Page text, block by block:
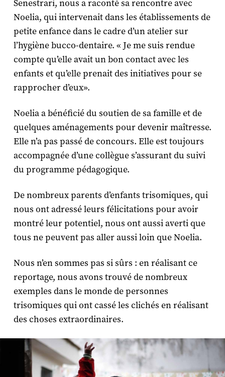
Senestrari, nous a raconté sa rencontre avec
Noelia, qui intervenait dans les établissements de
petite enfance dans le cadre d’un atelier sur
l’hygiène bucco-dentaire. « Je me suis rendue
compte qu’elle avait un bon contact avec les
enfants et qu’elle prenait des initiatives pour se
rapprocher d’eux».
Noelia a bénéficié du soutien de sa famille et de
quelques aménagements pour devenir maîtresse.
Elle n’a pas passé de concours. Elle est toujours
accompagnée d’une collègue s’assurant du suivi
du programme pédagogique.
De nombreux parents d’enfants trisomiques, qui
nous ont adressé leurs félicitations pour avoir
montré leur potentiel, nous ont aussi averti que
tous ne peuvent pas aller aussi loin que Noelia.
Nous n’en sommes pas si sûrs : en réalisant ce
reportage, nous avons trouvé de nombreux
exemples dans le monde de personnes
trisomiques qui ont cassé les clichés en réalisant
des choses extraordinaires.